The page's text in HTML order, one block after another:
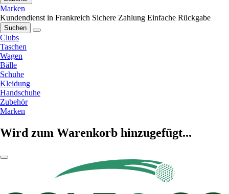
Marken
Kundendienst in Frankreich Sichere Zahlung Einfache Rückgabe
Suchen
Clubs
Taschen
Wagen
Bälle
Schuhe
Kleidung
Handschuhe
Zubehör
Marken
Wird zum Warenkorb hinzugefügt...